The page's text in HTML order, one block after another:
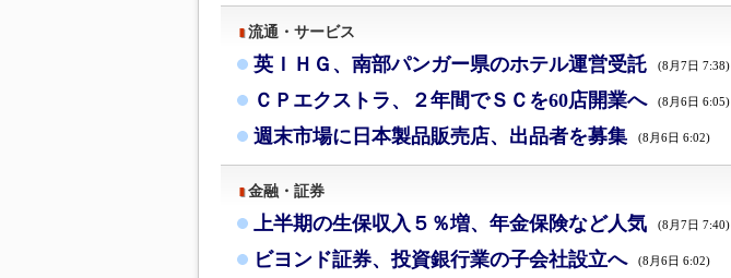
流通・サービス
英ＩＨＧ、南部パンガー県のホテル運営受託 (8月7日 7:38)
ＣＰエクストラ、２年間でＳＣを60店開業へ (8月6日 6:05)
週末市場に日本製品販売店、出品者を募集 (8月6日 6:02)
金融・証券
上半期の生保収入５％増、年金保険など人気 (8月7日 7:40)
ビヨンド証券、投資銀行業の子会社設立へ (8月6日 6:02)